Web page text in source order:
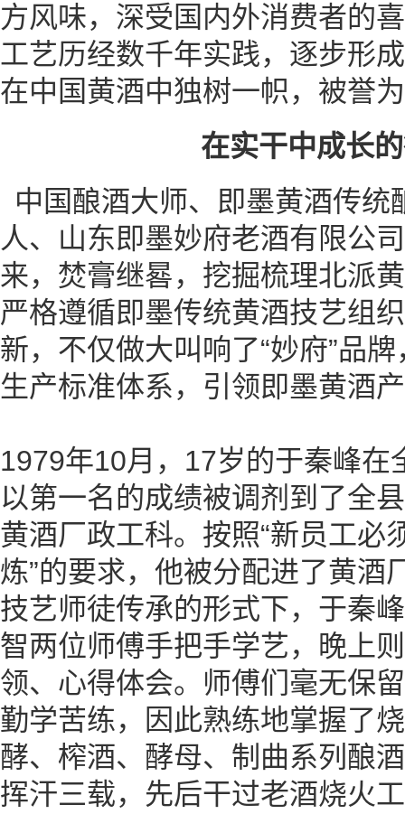
方风味，深受国内外消费者的
工艺历经数千年实践，逐步形
在中国黄酒中独树一帜，被誉
在实干中成长
中国酿酒大师、即墨黄酒传统
人、山东即墨妙府老酒有限公
来，焚膏继晷，挖掘梳理北派
严格遵循即墨传统黄酒技艺组
新，不仅做大叫响了“妙府”品
生产标准体系，引领即墨黄酒
1979年10月，17岁的于秦峰在
以第一名的成绩被调剂到了全
黄酒厂政工科。按照“新员工必
炼”的要求，他被分配进了黄酒
技艺师徒传承的形式下，于秦
智两位师傅手把手学艺，晚上
领、心得体会。师傅们毫无保
勤学苦练，因此熟练地掌握了
酵、榨酒、酵母、制曲系列酿
挥汗三载，先后干过老酒烧火